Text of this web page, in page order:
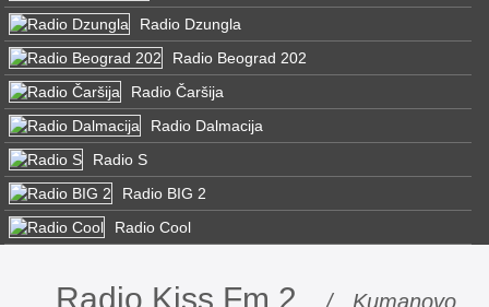
Radio Dzungla
Radio Beograd 202
Radio Čaršija
Radio Dalmacija
Radio S
Radio BIG 2
Radio Cool
Radio Kiss Fm 2 / Kumanovo